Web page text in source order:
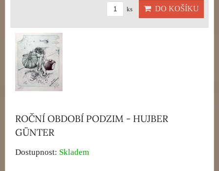
ks DO KOŠÍKU
ROČNÍ OBDOBÍ PODZIM - HUJBER
GÜNTER
Dostupnost: Skladem